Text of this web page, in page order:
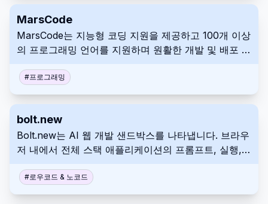
MarsCode
MarsCode는 지능형 코딩 지원을 제공하고 100개 이상
의 프로그래밍 언어를 지원하며 원활한 개발 및 배포 기
#프로그래밍
bolt.new
Bolt.new는 AI 웹 개발 샌드박스를 나타냅니다. 브라우
저 내에서 전체 스택 애플리케이션의 프롬프트, 실행,
#로우코드 & 노코드